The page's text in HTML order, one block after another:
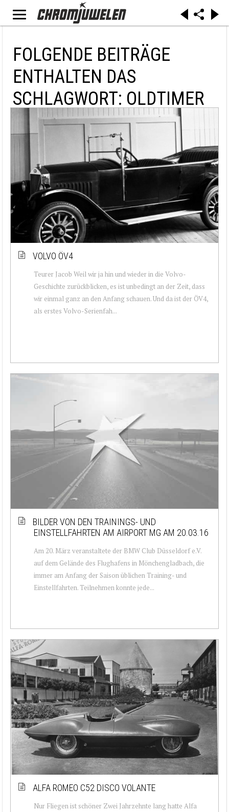
FOLGENDE BEITRÄGE
ENTHALTEN DAS
SCHLAGWORT: OLDTIMER
VOLVO ÖV4
Teurer Jacob Weil wir ja hin und wieder in die Volvo-
Geschichte zurückblicken, es ist unbedingt an der Zeit, dass
wir einmal ganz an den Anfang schauen. Und da ist der ÖV4,
als erstes Volvo-Serienfah...
BILDER VON DEN TRAININGS- UND
EINSTELLFAHRTEN AM AIRPORT MG AM 20.03.16
Am 20. März veranstaltete der BMW Club Düsseldorf e.V.
auf dem Gelände des Flughafens in Mönchengladbach, die
immer am Anfang der Saison üblichen Training- und
Einstellfahrten. Teilnehmen konnte jede...
ALFA ROMEO C52 DISCO VOLANTE
Nur Fliegen ist schöner Zwei Jahrzehnte lang hatte Alfa